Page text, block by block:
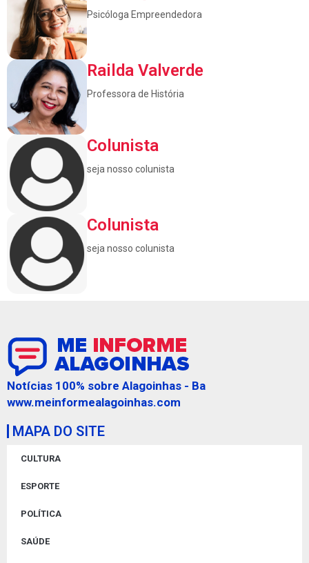
Psicóloga Empreendedora
Railda Valverde
Professora de História
Colunista
seja nosso colunista
Colunista
seja nosso colunista
Notícias 100% sobre Alagoinhas - Ba
www.meinformealagoinhas.com
MAPA DO SITE
CULTURA
ESPORTE
POLÍTICA
SAÚDE